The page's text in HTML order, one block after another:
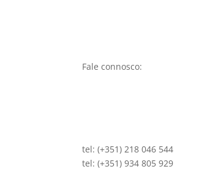
Fale connosco:
tel: (+351) 218 046 544
tel: (+351) 934 805 929